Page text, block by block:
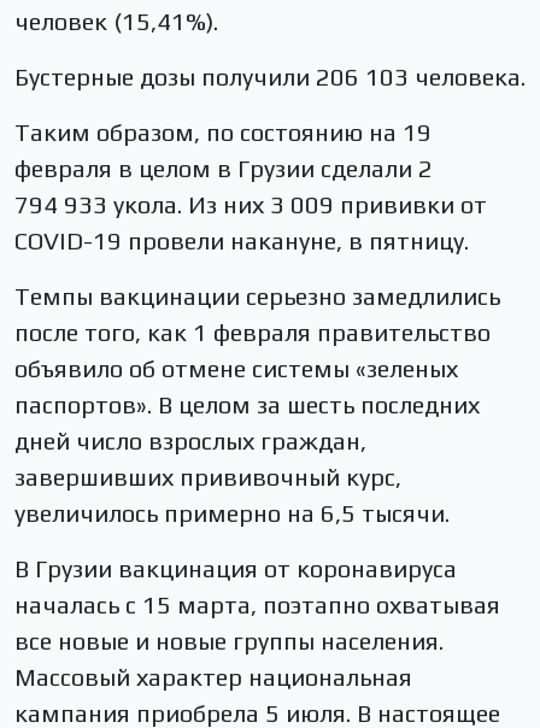
человек (15,41%).
Бустерные дозы получили 206 103 человека.
Таким образом, по состоянию на 19
февраля в целом в Грузии сделали 2
794 933 укола. Из них 3 009 прививки от
COVID-19 провели накануне, в пятницу.
Темпы вакцинации серьезно замедлились
после того, как 1 февраля правительство
объявило об отмене системы «зеленых
паспортов». В целом за шесть последних
дней число взрослых граждан,
завершивших прививочный курс,
увеличилось примерно на 6,5 тысячи.
В Грузии вакцинация от коронавируса
началась с 15 марта, поэтапно охватывая
все новые и новые группы населения.
Массовый характер национальная
кампания приобрела 5 июля. В настоящее